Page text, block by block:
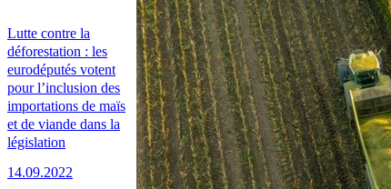
Lutte contre la
déforestation : les
eurodéputés votent
pour l’inclusion des
importations de maïs
et de viande dans la
législation
14.09.2022